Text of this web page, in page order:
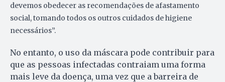
devemos obedecer as recomendações de afastamento
social, tomando todos os outros cuidados de higiene
necessários”.
No entanto, o uso da máscara pode contribuir para
que as pessoas infectadas contraiam uma forma
mais leve da doença, uma vez que a barreira de